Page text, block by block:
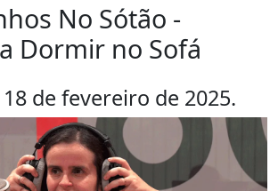
No Sótão -
Dormir no Sofá
de fevereiro de 2025.